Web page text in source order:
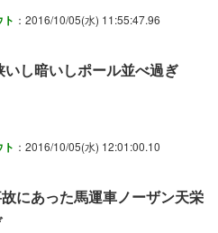
：2016/10/05(水) 11:55:47.96
し暗いしポール並べ過ぎ
：2016/10/05(水) 12:01:00.10
にあった馬運車ノーザン天栄